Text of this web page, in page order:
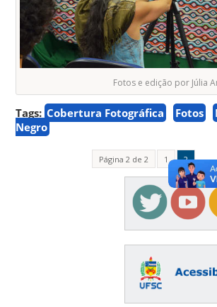
Fotos e edição por Júlia
Tags: Cobertura Fotográfica Fotos
Negro
Página 2 de 2 1 2